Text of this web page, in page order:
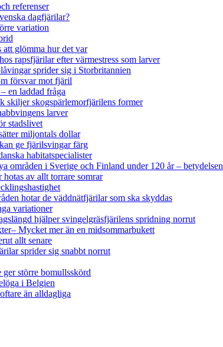
referenser
dagfjärilar?
variation
att glömma hur det var
rapsfjärilar efter värmestress som larver
sprider sig i Storbritannien
försvar mot fjäril
en laddad fråga
skiljer skogspärlemorfjärilens former
larver
stadslivet
miljontals dollar
ge fjärilsvingar färg
habitatspecialister
områden i Sverige och Finland under 120 år–
hotas av allt torrare somrar
hotar de väddnätfjärilar som ska skyddas
variationer
hjälper svingelgräsfjärilens spridning norrut
Mycket mer än en midsommarbukett
allt senare
sprider sig snabbt norrut
större bomullsskörd
i Belgien
än alldagliga